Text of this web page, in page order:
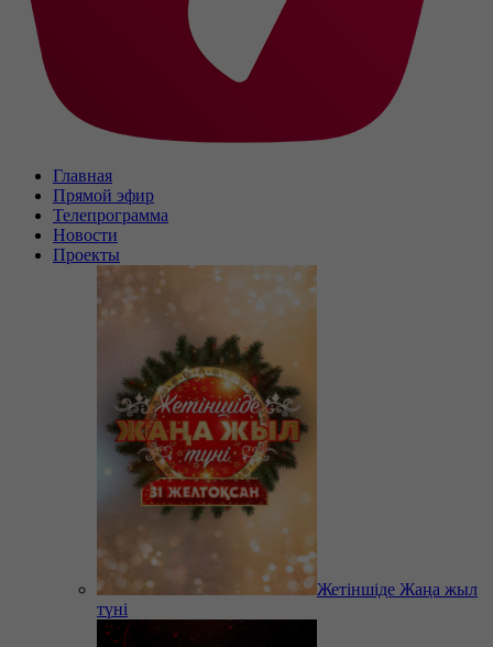
Главная
Прямой эфир
Телепрограмма
Новости
Проекты
Жетіншіде Жаңа жыл
түні